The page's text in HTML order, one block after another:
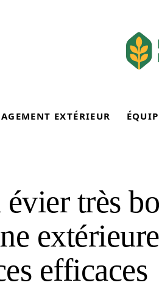
EXTÉRIEUR
très
efficaces